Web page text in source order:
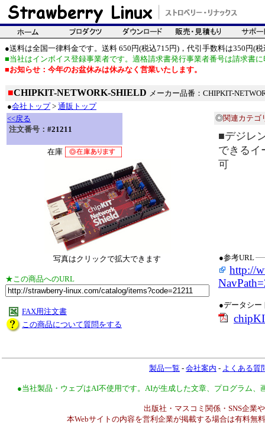
●送料は全国一律料金です。送料 650円(税込715円)，代引手数料は350円(税
■当社はインボイス登録事業者です。適格請求書発行事業者番号は請求書
■お知らせ：今年のお盆休みは休みなく営業いたします。
■CHIPKIT-NETWORK-SHIELD メーカー品番：CHIPKIT-
●会社トップ> 通販トップ
<<戻る
注文番号： #21211
在庫
写真はクリックで拡大できます
★この商品へのURL
FAX用注文書
この商品について質問をする
◎関連カテゴ
■デジレ
できるイ
可
●参考URL
http://
●データシー
製品一覧 - 会社案内 - よくある質
●当社製品・ウェブはAI不使用です。AIが生成した文章、プログラム
出版社・マスコミ関係・SNS企業
本Webサイトの内容を営利企業が掲載する場合は有料無